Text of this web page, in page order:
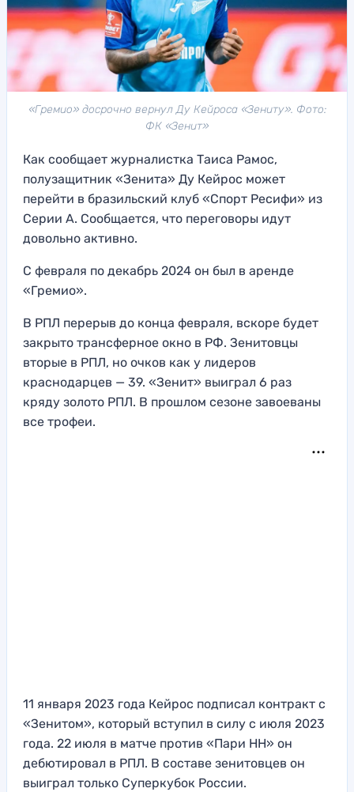
«Гремио» досрочно вернул Ду Кейроса «Зениту». Фото:
ФК «Зенит»
Как сообщает журналистка Таиса Рамос,
полузащитник «Зенита» Ду Кейрос может
перейти в бразильский клуб «Спорт Ресифи» из
Серии А. Сообщается, что переговоры идут
довольно активно.
С февраля по декабрь 2024 он был в аренде
«Гремио».
В РПЛ перерыв до конца февраля, вскоре будет
закрыто трансферное окно в РФ. Зенитовцы
вторые в РПЛ, но очков как у лидеров
краснодарцев — 39. «Зенит» выиграл 6 раз
кряду золото РПЛ. В прошлом сезоне завоеваны
все трофеи.
11 января 2023 года Кейрос подписал контракт с
«Зенитом», который вступил в силу с июля 2023
года. 22 июля в матче против «Пари НН» он
дебютировал в РПЛ. В составе зенитовцев он
выиграл только Суперкубок России.